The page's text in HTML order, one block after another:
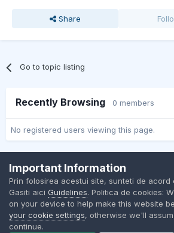
Share
Go to topic listing
Recently Browsing 0 members
No registered users viewing this page.
Contact Us
BMW Club Romania
Powered by Invision
Important Information
Prin folosirea acestui site, sunteti de acord
Gasiti aici Guidelines. Politica de cookies:
on your device to help make this website
your cookie settings, otherwise we'll
continue.